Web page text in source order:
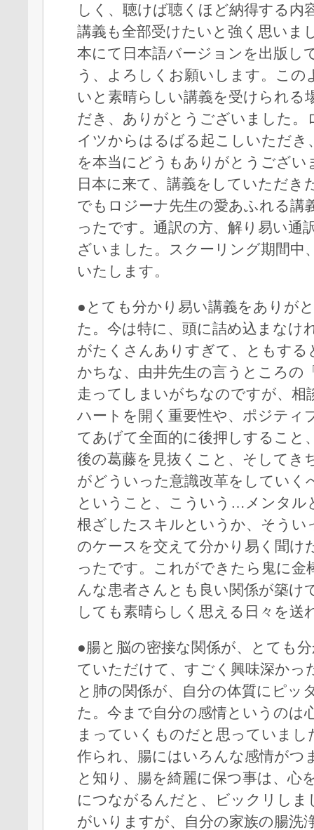
しく、聴けば聴くほど納得する内
講義も全部受けたいと強く思いま
本にて日本語バージョンを出版し
う、よろしくお願いします。この
いと素晴らしい講義を受けられる
だき、ありがとうございました。
イツからはるばる起こしいただき
を本当にどうもありがとうござい
日本に来て、講義をしていただき
でもロジーナ先生の愛あふれる講
ったです。通訳の方、解り易い通
ざいました。スクーリング期間中
いたします。
●とても分かり易い講義をありが
た。今は特に、頭に詰め込まなけ
がたくさんありすぎて、ともする
かちな、由井先生の言うところの
走ってしまいがちなのですが、相
ハートを開く重要性や、ポジティ
てあげて全面的に後押しすること
後の葛藤を見抜くこと、そしてき
がどういった意識改革をしていく
ということ、こういう…メンタル
根ざしたスキルというか、そうい
のケースを交えて分かり易く聞け
ったです。これができたら鬼に金
んな患者さんとも良い関係が築け
しても素晴らしく思える日々を送
●腸と脳の密接な関係が、とても
ていただけて、すごく興味深かっ
と肺の関係が、自分の体質にピッ
た。今まで自分の感情というのは
まっていくものだと思っていまし
作られ、腸にはいろんな感情がつ
と知り、腸を綺麗に保つ事は、心
につながるんだと、ビックリしま
がいりますが、自分の家族の腸洗